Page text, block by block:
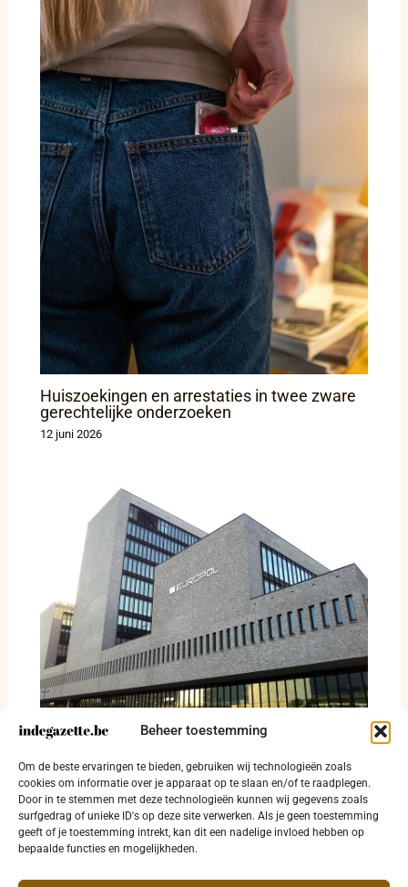
Beheer toestemming
Om de beste ervaringen te bieden, gebruiken wij technologieën zoals
cookies om informatie over je apparaat op te slaan en/of te raadplegen.
Door in te stemmen met deze technologieën kunnen wij gegevens zoals
surfgedrag of unieke ID's op deze site verwerken. Als je geen toestemming
geeft of je toestemming intrekt, kan dit een nadelige invloed hebben op
bepaalde functies en mogelijkheden.
Huiszoekingen en arrestaties in twee zware
gerechtelijke onderzoeken
12 juni 2026
Europol beleeft drukke dagen met
voortvluchtigen, cybercriminelen en crimineel
geld
25 mei 2026